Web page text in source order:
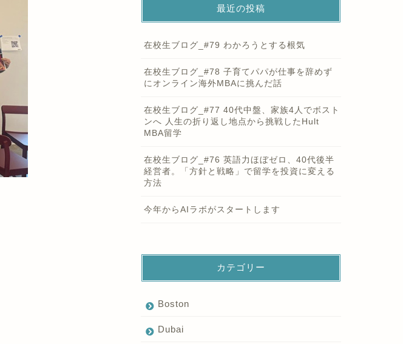
最近の投稿
在校生ブログ_#79 わかろうとする根気
在校生ブログ_#78 子育てパパが仕事を辞めず
にオンライン海外MBAに挑んだ話
在校生ブログ_#77 40代中盤、家族4人でボスト
ンへ 人生の折り返し地点から挑戦したHult
MBA留学
在校生ブログ_#76 英語力ほぼゼロ、40代後半
経営者。「方針と戦略」で留学を投資に変える
方法
今年からAIラボがスタートします
カテゴリー
Boston
Dubai